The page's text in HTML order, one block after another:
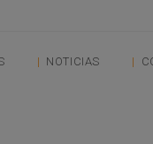
NOTICIAS